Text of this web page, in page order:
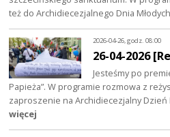
też do Archidiecezjalnego Dnia
2026-04-26, godz. 08:00
26-04-2026
Jesteśmy po
Papieża”. W programie rozmowa z
zaproszenie na Archidiecezjalny Dzień
więcej